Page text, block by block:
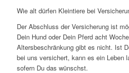
Wie alt dürfen Kleintiere bei
Der Abschluss der Versicherung ist
Dein Hund oder Dein Pferd acht
Altersbeschränkung gibt es nicht. Ist
bei uns versichert, kann es ein Leben
sofern Du das wünschst.